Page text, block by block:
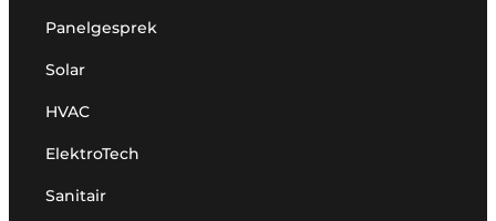
Panelgesprek
Solar
HVAC
ElektroTech
Sanitair